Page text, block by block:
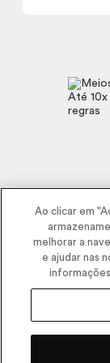
Código de
Trabalhe
Fale Conosco
E-mailAté 10x
regras
CEP 11900-
Ao clicar em
melhorar a
e ajudar nas